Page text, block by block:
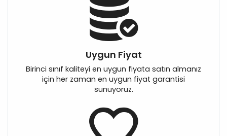
Uygun Fiyat
Birinci sınıf kaliteyi en uygun fiyata satın almanız
için her zaman en uygun fiyat garantisi
sunuyoruz.